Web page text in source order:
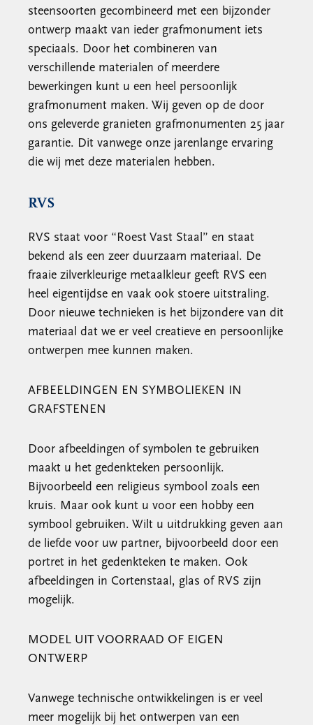
steensoorten gecombineerd met een bijzonder
ontwerp maakt van ieder grafmonument iets
speciaals. Door het combineren van
verschillende materialen of meerdere
bewerkingen kunt u een heel persoonlijk
grafmonument maken. Wij geven op de door
ons geleverde granieten grafmonumenten 25 jaar
garantie. Dit vanwege onze jarenlange ervaring
die wij met deze materialen hebben.
RVS
RVS staat voor “Roest Vast Staal” en staat
bekend als een zeer duurzaam materiaal. De
fraaie zilverkleurige metaalkleur geeft RVS een
heel eigentijdse en vaak ook stoere uitstraling.
Door nieuwe technieken is het bijzondere van dit
materiaal dat we er veel creatieve en persoonlijke
ontwerpen mee kunnen maken.
AFBEELDINGEN EN SYMBOLIEKEN IN
GRAFSTENEN
Door afbeeldingen of symbolen te gebruiken
maakt u het gedenkteken persoonlijk.
Bijvoorbeeld een religieus symbool zoals een
kruis. Maar ook kunt u voor een hobby een
symbool gebruiken. Wilt u uitdrukking geven aan
de liefde voor uw partner, bijvoorbeeld door een
portret in het gedenkteken te maken. Ook
afbeeldingen in Cortenstaal, glas of RVS zijn
mogelijk.
MODEL UIT VOORRAAD OF EIGEN
ONTWERP
Vanwege technische ontwikkelingen is er veel
meer mogelijk bij het ontwerpen van een